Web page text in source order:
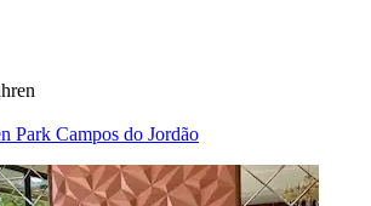
Park Campos do Jordão